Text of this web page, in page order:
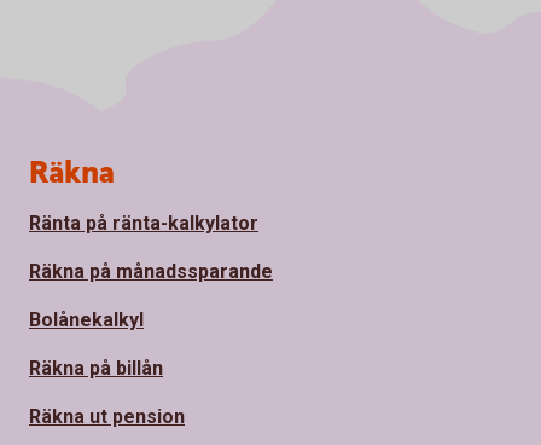
Sidfot
Räkna
Ränta på ränta-kalkylator
Räkna på månadssparande
Bolånekalkyl
Räkna på billån
Räkna ut pension